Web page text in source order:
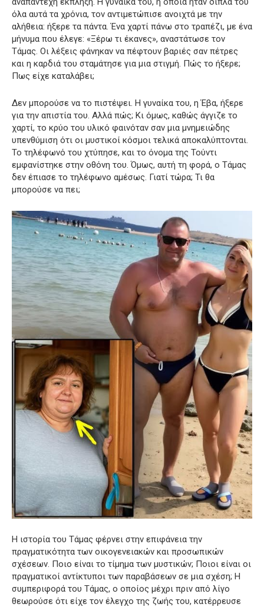
όλα αυτά τα χρόνια, τον αντιμετώπισε ανοιχτά με την
αλήθεια: ήξερε τα πάντα. Ένα χαρτί πάνω στο τραπέζι, με ένα
μήνυμα που έλεγε: «Ξέρω τι έκανες», αναστάτωσε τον
Τάμας. Οι λέξεις φάνηκαν να πέφτουν βαριές σαν πέτρες
και η καρδιά του σταμάτησε για μια στιγμή. Πώς το ήξερε;
Πως είχε καταλάβει;
Δεν μπορούσε να το πιστέψει. Η γυναίκα του, η Έβα, ήξερε
για την απιστία του. Αλλά πώς; Κι όμως, καθώς άγγιζε το
χαρτί, το κρύο του υλικό φαινόταν σαν μια μνημειώδης
υπενθύμιση ότι οι μυστικοί κόσμοι τελικά αποκαλύπτονται.
Το τηλέφωνό του χτύπησε, και το όνομα της Τούντι
εμφανίστηκε στην οθόνη του. Όμως, αυτή τη φορά, ο Τάμας
δεν έπιασε το τηλέφωνο αμέσως. Γιατί τώρα; Τι θα
μπορούσε να πει;
Η ιστορία του Τάμας φέρνει στην επιφάνεια την
πραγματικότητα των οικογενειακών και προσωπικών
σχέσεων. Ποιο είναι το τίμημα των μυστικών; Ποιοι είναι οι
πραγματικοί αντίκτυποι των παραβάσεων σε μια σχέση; Η
συμπεριφορά του Τάμας, ο οποίος μέχρι πριν από λίγο
θεωρούσε ότι είχε τον έλεγχο της ζωής του, κατέρρευσε